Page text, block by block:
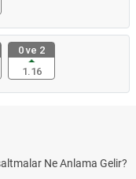
0 ve 2
1.16
Ne Anlama Gelir?